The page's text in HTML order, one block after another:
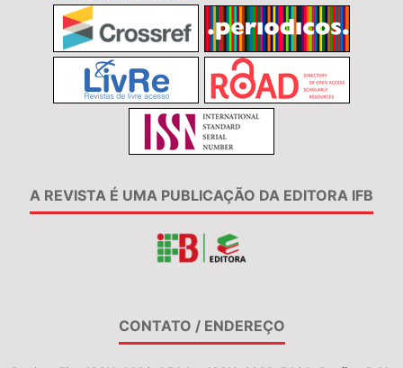
A REVISTA É UMA PUBLICAÇÃO DA EDITORA IFB
CONTATO / ENDEREÇO